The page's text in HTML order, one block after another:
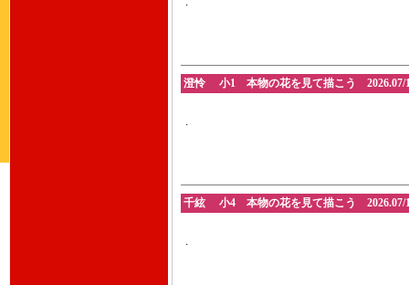
澄怜 小1 本物の花を見て描こう 2026.07/
.
千絃 小4 本物の花を見て描こう 2026.07/
.